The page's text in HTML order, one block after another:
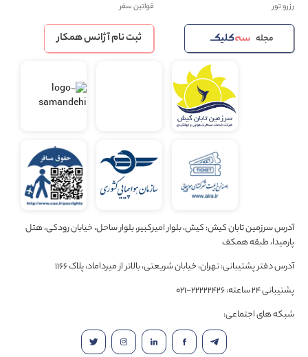
رزرو تور
قوانین سفر
مجله ثبت نام آژانس همکار
آدرس سرزمین تابان کیش: کیش، بلوار امیرکبیر، بلوار ساحل، خیابان رودکی، هتل
پارمیدا، طبقه همکف
آدرس دفتر پشتیبانی: تهران، خیابان شریعتی، بالاتر از میرداماد، پلاک 1166
پشتیبانی 24 ساعته: 22222426-021
شبکه های اجتماعی: